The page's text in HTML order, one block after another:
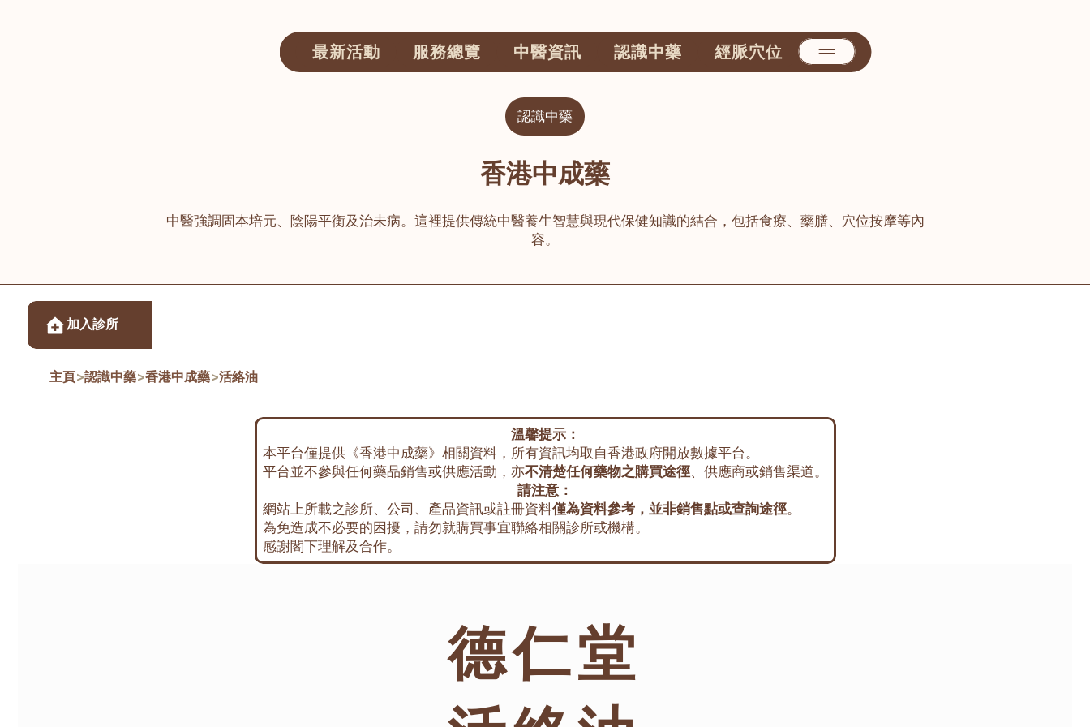
最新活動 服務總覽 中醫資訊 認識中藥 經脈穴位
認識中藥
香港中成藥
中醫強調固本培元、陰陽平衡及治未病。這裡提供傳統中醫養生智慧與現代保健知識的結合，包括食療、藥膳、穴位按摩等內
容。
加入診所
主頁>認識中藥>香港中成藥>活絡油
溫馨提示：
本平台僅提供《香港中成藥》相關資料，所有資訊均取自香港政府開放數據平台。
平台並不參與任何藥品銷售或供應活動，亦不清楚任何藥物之購買途徑、供應商或銷售渠道。
請注意：
網站上所載之診所、公司、產品資訊或註冊資料僅為資料參考，並非銷售點或查詢途徑。
為免造成不必要的困擾，請勿就購買事宜聯絡相關診所或機構。
感謝閣下理解及合作。
德仁堂